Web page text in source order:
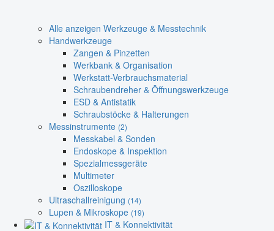
Alle anzeigen Werkzeuge & Messtechnik
Handwerkzeuge
Zangen & Pinzetten
Werkbank & Organisation
Werkstatt-Verbrauchsmaterial
Schraubendreher & Öffnungswerkzeuge
ESD & Antistatik
Schraubstöcke & Halterungen
Messinstrumente (2)
Messkabel & Sonden
Endoskope & Inspektion
Spezialmessgeräte
Multimeter
Oszilloskope
Ultraschallreinigung (14)
Lupen & Mikroskope (19)
IT & Konnektivität